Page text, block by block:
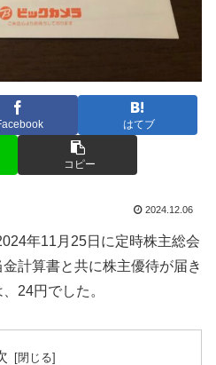
はてブ
コピー
2024.12.06
年11月25日に定時株主総会
計算書と共に株主優待が届き
24円でした。